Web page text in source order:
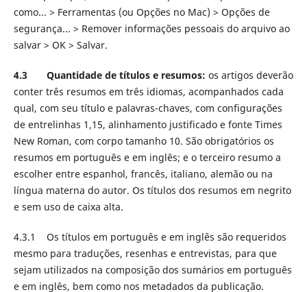
como... > Ferramentas (ou Opções no Mac) > Opções de
segurança... > Remover informações pessoais do arquivo ao
salvar > OK > Salvar.
4.3 Quantidade de títulos e resumos: os artigos deverão
conter três resumos em três idiomas, acompanhados cada
qual, com seu título e palavras-chaves, com configurações
de entrelinhas 1,15, alinhamento justificado e fonte Times
New Roman, com corpo tamanho 10. São obrigatórios os
resumos em português e em inglês; e o terceiro resumo a
escolher entre espanhol, francês, italiano, alemão ou na
língua materna do autor. Os títulos dos resumos em negrito
e sem uso de caixa alta.
4.3.1 Os títulos em português e em inglês são requeridos
mesmo para traduções, resenhas e entrevistas, para que
sejam utilizados na composição dos sumários em português
e em inglês, bem como nos metadados da publicação.